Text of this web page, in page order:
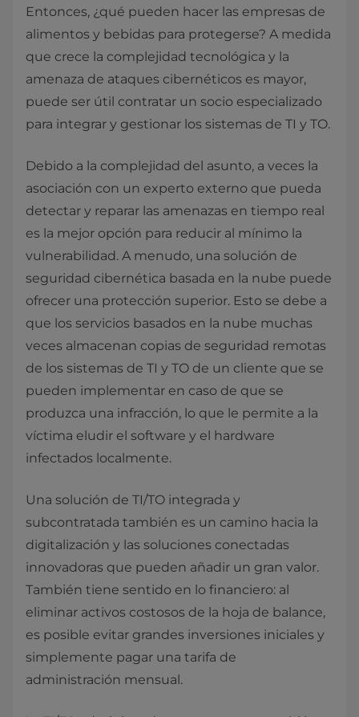
Entonces, ¿qué pueden hacer las empresas de
alimentos y bebidas para protegerse? A medida
que crece la complejidad tecnológica y la
amenaza de ataques cibernéticos es mayor,
puede ser útil contratar un socio especializado
para integrar y gestionar los sistemas de TI y TO.
Debido a la complejidad del asunto, a veces la
asociación con un experto externo que pueda
detectar y reparar las amenazas en tiempo real
es la mejor opción para reducir al mínimo la
vulnerabilidad. A menudo, una solución de
seguridad cibernética basada en la nube puede
ofrecer una protección superior. Esto se debe a
que los servicios basados en la nube muchas
veces almacenan copias de seguridad remotas
de los sistemas de TI y TO de un cliente que se
pueden implementar en caso de que se
produzca una infracción, lo que le permite a la
víctima eludir el software y el hardware
infectados localmente.
Una solución de TI/TO integrada y
subcontratada también es un camino hacia la
digitalización y las soluciones conectadas
innovadoras que pueden añadir un gran valor.
También tiene sentido en lo financiero: al
eliminar activos costosos de la hoja de balance,
es posible evitar grandes inversiones iniciales y
simplemente pagar una tarifa de
administración mensual.